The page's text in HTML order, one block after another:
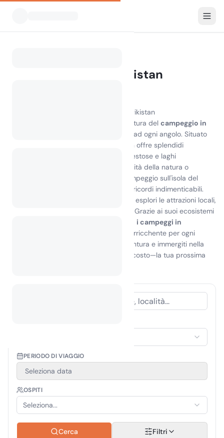
Campeggio in Tajikistan
Scopri la bellezza del campeggio in Tagikistan
Vivi i paesaggi mozzafiato e la ricca cultura del campeggio in
, dove l'avventura ti aspetta ad ogni angolo. Situato
nel cuore dell'Asia centrale, il Tagikistan offre splendidi
campeggi circondati da montagne maestose e laghi
incontaminati. Che tu cerchi la tranquillità della natura o
l'emozione delle attività all'aperto, il campeggio sull'isola del
Tagikistan offre lo sfondo perfetto per ricordi indimenticabili.
Goditi sistemazioni confortevoli mentre esplori le attrazioni locali,
dalle antiche fortezze ai mercati vivaci. Grazie ai suoi ecosistemi
i campeggi in
promettono un'esperienza arricchente per ogni
viaggiatore. Abbraccia lo spirito d'avventura e immergiti nella
bellezza naturale di questo gioiello nascosto—la tua prossima
PERIODO DI VIAGGIO
Seleziona data
OSPITI
Seleziona...
Cerca Filtri